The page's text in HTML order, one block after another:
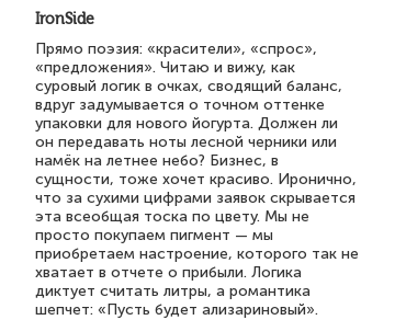
IronSide
Прямо поэзия: «красители», «спрос»,
«предложения». Читаю и вижу, как
суровый логик в очках, сводящий баланс,
вдруг задумывается о точном оттенке
упаковки для нового йогурта. Должен ли
он передавать ноты лесной черники или
намёк на летнее небо? Бизнес, в
сущности, тоже хочет красиво. Иронично,
что за сухими цифрами заявок скрывается
эта всеобщая тоска по цвету. Мы не
просто покупаем пигмент — мы
приобретаем настроение, которого так не
хватает в отчете о прибыли. Логика
диктует считать литры, а романтика
шепчет: «Пусть будет ализариновый».